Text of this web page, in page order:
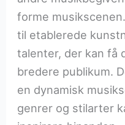
forme
til etablerede
talenter, der kan få
bredere publikum.
en dynamisk
genrer og stilarter